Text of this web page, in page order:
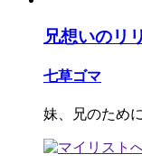
兄想いのリ
七草ゴマ
妹、兄のため